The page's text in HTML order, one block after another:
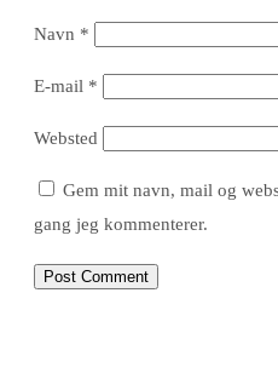
Navn *
E-mail *
Websted
Gem mit navn, mail og
gang jeg kommenterer.